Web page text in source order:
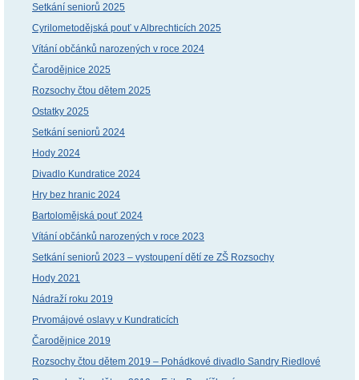
Setkání seniorů 2025
Cyrilometodějská pouť v Albrechticích 2025
Vítání občánků narozených v roce 2024
Čarodějnice 2025
Rozsochy čtou dětem 2025
Ostatky 2025
Setkání seniorů 2024
Hody 2024
Divadlo Kundratice 2024
Hry bez hranic 2024
Bartolomějská pouť 2024
Vítání občánků narozených v roce 2023
Setkání seniorů 2023 – vystoupení dětí ze ZŠ Rozsochy
Hody 2021
Nádraží roku 2019
Prvomájové oslavy v Kundraticích
Čarodějnice 2019
Rozsochy čtou dětem 2019 – Pohádkové divadlo Sandry Riedlové